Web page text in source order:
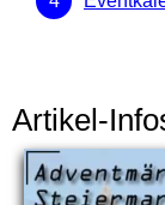
Artikel-